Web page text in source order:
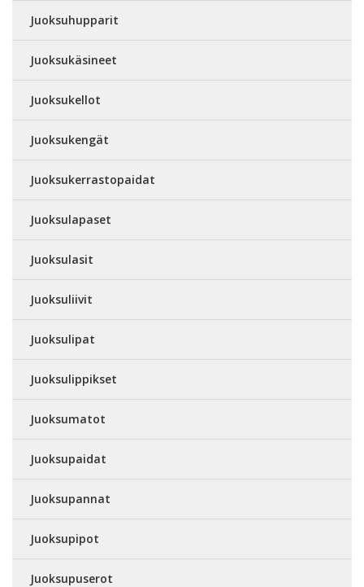
Juoksuhupparit
Juoksukäsineet
Juoksukellot
Juoksukengät
Juoksukerrastopaidat
Juoksulapaset
Juoksulasit
Juoksuliivit
Juoksulipat
Juoksulippikset
Juoksumatot
Juoksupaidat
Juoksupannat
Juoksupipot
Juoksupuserot